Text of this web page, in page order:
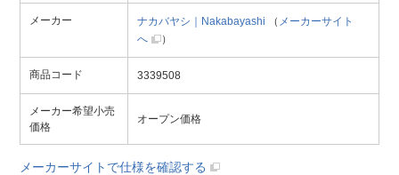
メーカー ナカバヤシ｜Nakabayashi （ メーカーサイト
へ
）
商品コード 3339508
メーカー希望小売
価格
オープン価格
メーカーサイトで仕様を確認する